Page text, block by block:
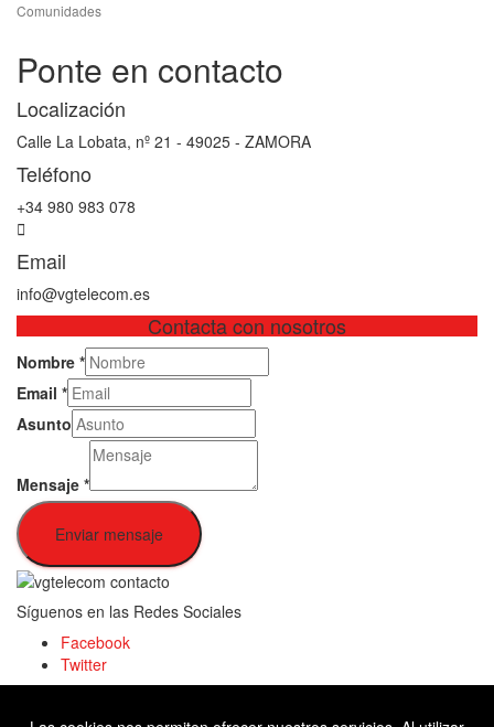
Comunidades
Ponte en contacto
Localización
Calle La Lobata, nº 21 - 49025 - ZAMORA
Teléfono
+34 980 983 078
Email
info@vgtelecom.es
Contacta con nosotros
Nombre *
Email *
Asunto
Mensaje *
Enviar mensaje
Síguenos en las Redes Sociales
Facebook
Twitter